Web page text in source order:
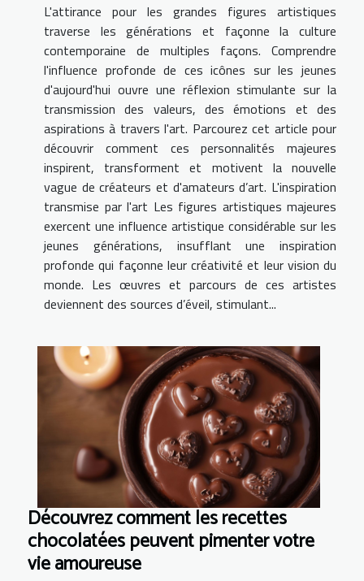
L'attirance pour les grandes figures artistiques
traverse les générations et façonne la culture
contemporaine de multiples façons. Comprendre
l'influence profonde de ces icônes sur les jeunes
d'aujourd'hui ouvre une réflexion stimulante sur la
transmission des valeurs, des émotions et des
aspirations à travers l'art. Parcourez cet article pour
découvrir comment ces personnalités majeures
inspirent, transforment et motivent la nouvelle
vague de créateurs et d'amateurs d’art. L'inspiration
transmise par l'art Les figures artistiques majeures
exercent une influence artistique considérable sur les
jeunes générations, insufflant une inspiration
profonde qui façonne leur créativité et leur vision du
monde. Les œuvres et parcours de ces artistes
deviennent des sources d’éveil, stimulant...
Découvrez comment les recettes
chocolatées peuvent pimenter votre
vie amoureuse